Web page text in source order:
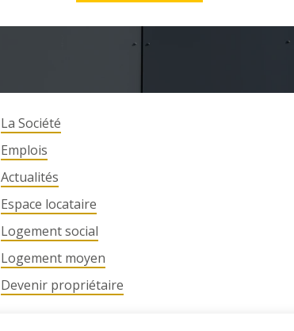
La Société
Emplois
Actualités
Espace locataire
Logement social
Logement moyen
Devenir propriétaire